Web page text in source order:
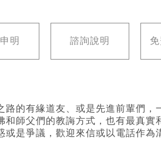
明 諮詢說明
的有緣道友、或是先進前輩們，
和師父們的教誨方式，也有最真
或是爭議，歡迎來信或以電話作